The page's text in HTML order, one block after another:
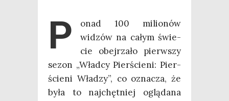
P
onad 100 milio­nów
widzów na całym świe­
cie obej­rza­ło pierw­szy
sezon „Wład­cy Pier­ście­ni: Pier­
ście­ni Wła­dzy”, co ozna­cza, że
była to naj­chęt­niej oglą­da­na